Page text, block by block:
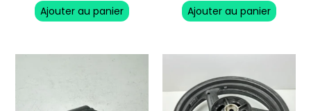
Ajouter au panier
Ajouter au panier